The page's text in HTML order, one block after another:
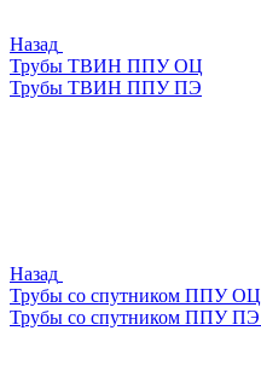
Назад
Трубы ТВИН ППУ ОЦ
Трубы ТВИН ППУ ПЭ
Назад
Трубы со спутником ППУ ОЦ
Трубы со спутником ППУ ПЭ